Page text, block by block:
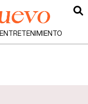
ENTRETENIMIENTO